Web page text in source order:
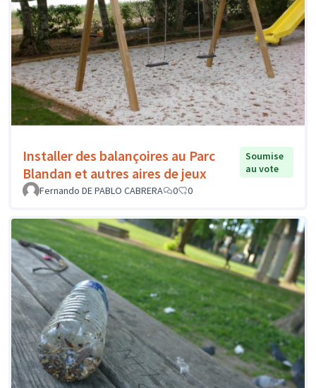
Installer des balançoires au Parc
Blandan et autres aires de jeux
Soumise
au vote
Fernando DE PABLO CABRERA
0 0